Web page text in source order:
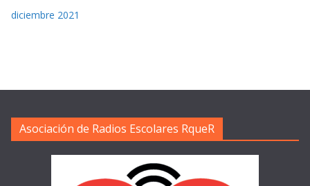
diciembre 2021
Asociación de Radios Escolares RqueR